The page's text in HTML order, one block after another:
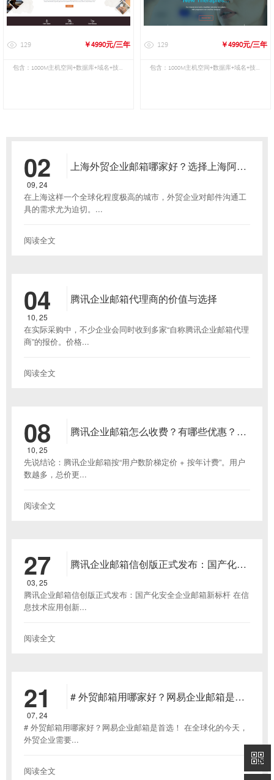
129 ￥4990元/三年
包含：1000M主机空间+数据库+域名+技术
129 ￥4990元/三年
包含：1000M主机空间+数据库+域名+技术
上海外贸企业邮箱哪家好？选择上海阿里
02
09, 24
在上海这样一个全球化程度极高的城市，外贸企业对邮件沟通工
具的需求尤为迫切。...
阅读全文
腾讯企业邮箱代理商的价值与选择
04
10, 25
在实际采购中，不少企业会同时收到多家“自称腾讯企业邮箱代理
商”的报价。价格...
阅读全文
腾讯企业邮箱怎么收费？有哪些优惠？
08
10, 25
先说结论：腾讯企业邮箱按“用户数阶梯定价 + 按年计费”。用户
数越多，总价更...
阅读全文
腾讯企业邮箱信创版正式发布：国产化安
27
03, 25
腾讯企业邮箱信创版正式发布：国产化安全企业邮箱新标杆 在信
息技术应用创新...
阅读全文
# 外贸邮箱用哪家好？网易企业邮箱是首
21
07, 24
# 外贸邮箱用哪家好？网易企业邮箱是首选！ 在全球化的今天，
外贸企业需要...
阅读全文